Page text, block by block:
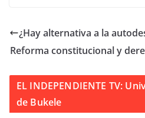
¿Hay alternativa a la
Reforma constitucional y
EL INDEPENDIENTE TV:
de Bukele